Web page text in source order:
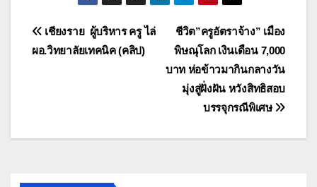
แนะแนว
ชีวิต”ครูอัตราจ้าง” เมือง
พิษณุโลก เงินเดือน 7,000
บาท ห่อข้าวมากินกลางวัน
มุ่งสู่ฝั่งฝัน หวังสิทธิสอบ
บรรจุกรณีพิเศษ
เชียงราย ผู้บริหาร ครู ไล่
ผอ.วิทยาลัยเทคนิค (คลิป)